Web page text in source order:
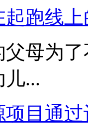
跑线
父母为
...
项目通